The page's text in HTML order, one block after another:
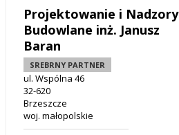
Projektowanie i Nadzory
Budowlane inż. Janusz
Baran
SREBRNY PARTNER
ul. Wspólna 46
32-620
Brzeszcze
woj. małopolskie